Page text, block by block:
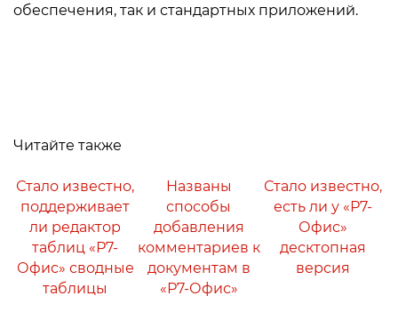
обеспечения, так и стандартных приложений.
Читайте также
Стало известно,
поддерживает
ли редактор
таблиц «Р7-
Офис» сводные
таблицы
Названы
способы
добавления
комментариев к
документам в
«Р7-Офис»
Стало известно,
есть ли у «Р7-
Офис»
десктопная
версия